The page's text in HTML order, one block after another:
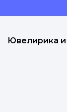
Ювелирика и